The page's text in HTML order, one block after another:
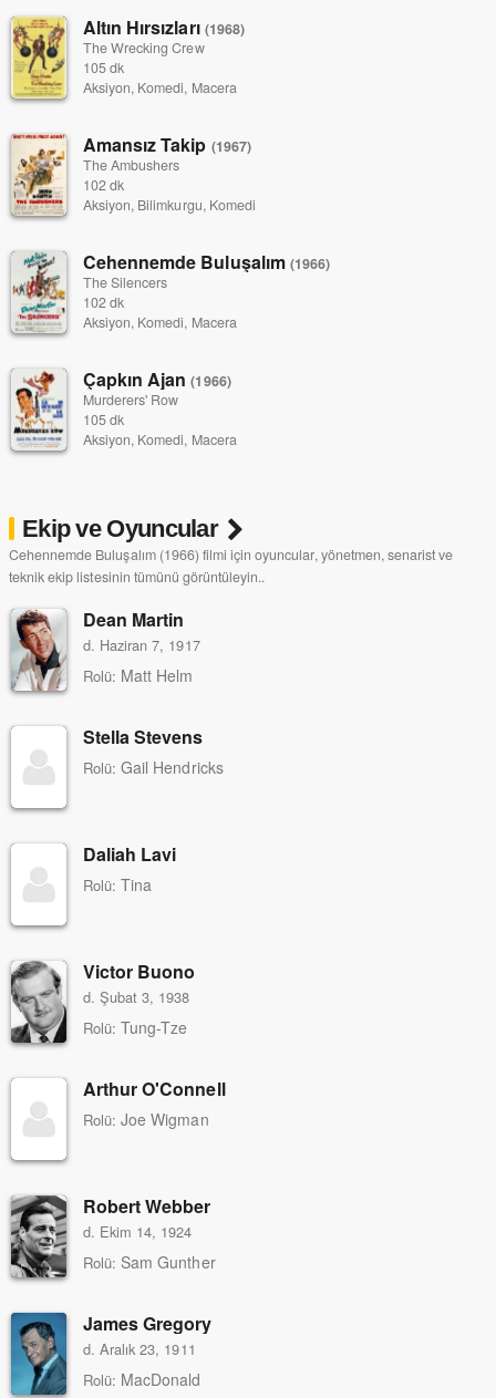
Altın Hırsızları (1968)
The Wrecking Crew
105 dk
Aksiyon, Komedi, Macera
Amansız Takip (1967)
The Ambushers
102 dk
Aksiyon, Bilimkurgu, Komedi
Cehennemde Buluşalım (1966)
The Silencers
102 dk
Aksiyon, Komedi, Macera
Çapkın Ajan(1966)
Murderers' Row
105 dk
Aksiyon, Komedi, Macera
Ekip ve Oyuncular
Cehennemde Buluşalım (1966) filmi için oyuncular, yönetmen, senarist ve
teknik ekip listesinin tümünü görüntüleyin..
Dean Martin
d. Haziran 7, 1917
Rolü: Matt Helm
Stella Stevens
Rolü: Gail Hendricks
Daliah Lavi
Rolü: Tina
Victor Buono
d. Şubat 3, 1938
Rolü: Tung-Tze
Arthur O'Connell
Rolü: Joe Wigman
Robert Webber
d. Ekim 14, 1924
Rolü: Sam Gunther
James Gregory
d. Aralık 23, 1911
Rolü: MacDonald